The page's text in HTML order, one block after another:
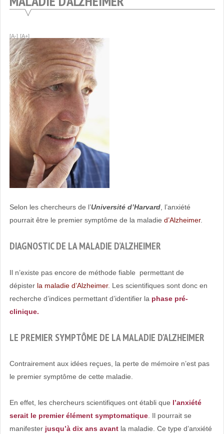
Seniors
EHPAD
[A-] [A+]
Selon les chercheurs de l’Université d’Harvard, l’anxiété
pourrait être le premier symptôme de la maladie d’Alzheimer.
DIAGNOSTIC DE LA MALADIE D’ALZHEIMER
Il n’existe pas encore de méthode fiable permettant de
dépisterla maladie d’Alzheimer. Les scientifiques sont donc en
recherche d’indices permettant d’identifier la phase pré-
clinique.
LE PREMIER SYMPTÔME DE LA MALADIE D’ALZHEIMER
Contrairement aux idées reçues, la perte de mémoire n’est pas
le premier symptôme de cette maladie.
En effet, les chercheurs scientifiques ont établi que l’anxiété
serait le premier élément symptomatique. Il pourrait se
manifesterjusqu’à dix ans avant la maladie. Ce type d’anxiété